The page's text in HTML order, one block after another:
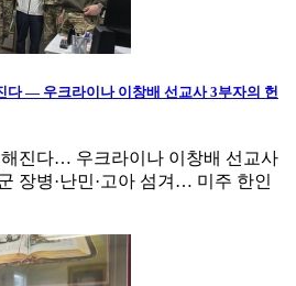
다 — 우크라이나 이창배 선교사 3부자의 헌
진다… 우크라이나 이창배 선교사
장병·난민·고아 섬겨… 미주 한인